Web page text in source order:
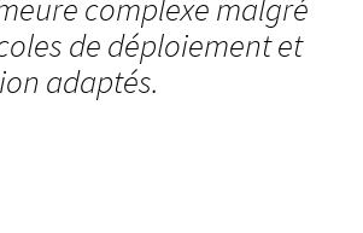
de déploiement et
adaptés.